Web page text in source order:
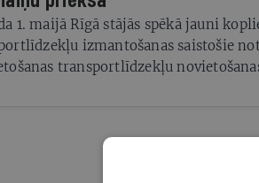
1. maijā Rīgā stājās spēkā jauni
izmantošanas saistošie
transportlīdzekļu
pilsētas 2. zonā pašlaik ir